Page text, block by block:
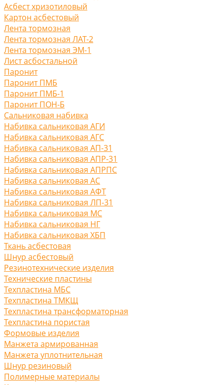
Асбест хризотиловый
Картон асбестовый
Лента тормозная
Лента тормозная ЛАТ-2
Лента тормозная ЭМ-1
Лист асбостальной
Паронит
Паронит ПМБ
Паронит ПМБ-1
Паронит ПОН-Б
Сальниковая набивка
Набивка сальниковая АГИ
Набивка сальниковая АГС
Набивка сальниковая АП-31
Набивка сальниковая АПР-31
Набивка сальниковая АПРПС
Набивка сальниковая АС
Набивка сальниковая АФТ
Набивка сальниковая ЛП-31
Набивка сальниковая МС
Набивка сальниковая НГ
Набивка сальниковая ХБП
Ткань асбестовая
Шнур асбестовый
Резинотехнические изделия
Технические пластины
Техпластина МБС
Техпластина ТМКЩ
Техпластина трансформаторная
Техпластина пористая
Формовые изделия
Манжета армированная
Манжета уплотнительная
Шнур резиновый
Полимерные материалы